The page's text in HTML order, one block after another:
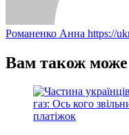
Романенко Анна https://
Вам також може